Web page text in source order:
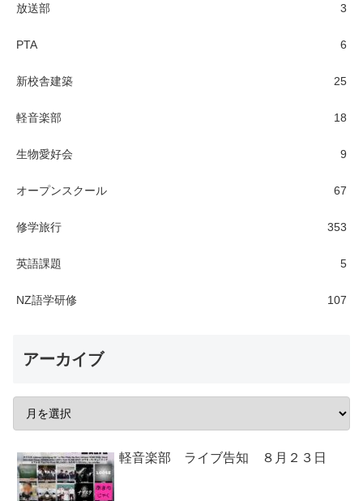
放送部 3
PTA 6
新校舎建築 25
軽音楽部 18
生物愛好会 9
オープンスクール 67
修学旅行 353
英語課題 5
NZ語学研修 107
アーカイブ
軽音楽部 ライブ告知 ８月２３日